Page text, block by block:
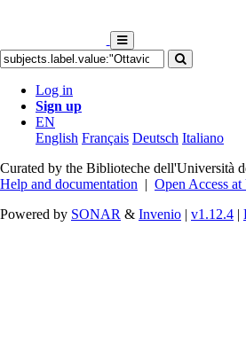
Log in
Sign up
EN
English Français Deutsch Italiano
Curated by the Biblioteche dell'Università
Help and documentation | Open Access
Powered by SONAR & Invenio | v1.12.4 |